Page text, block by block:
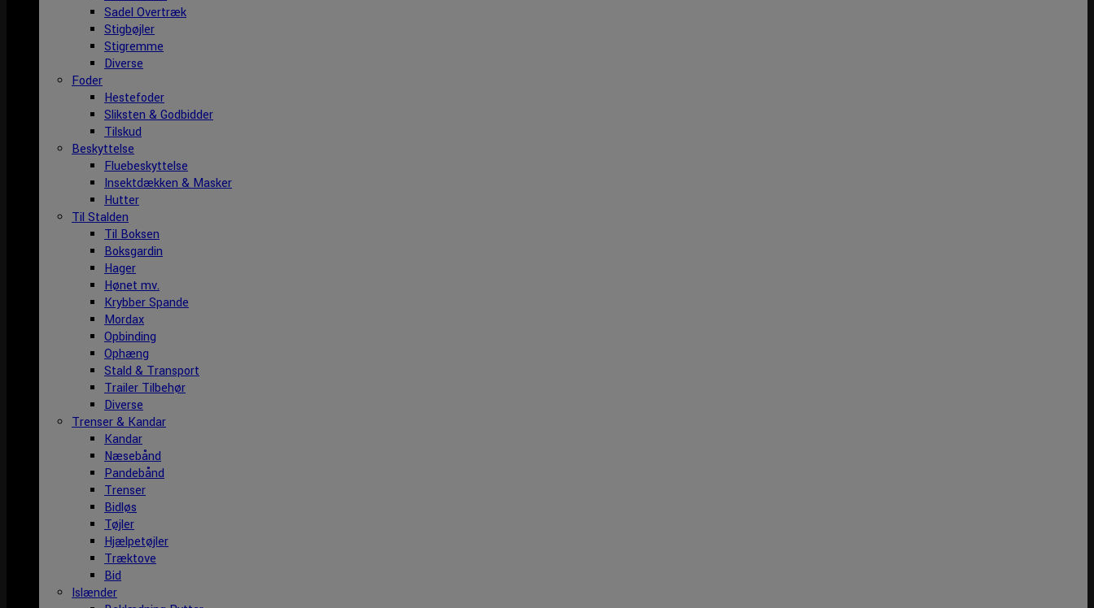
Sadel Overtræk
Stigbøjler
Stigremme
Diverse
Foder
Hestefoder
Sliksten & Godbidder
Tilskud
Beskyttelse
Fluebeskyttelse
Insektdækken & Masker
Hutter
Til Stalden
Til Boksen
Boksgardin
Hager
Hønet mv.
Krybber Spande
Mordax
Opbinding
Ophæng
Stald & Transport
Trailer Tilbehør
Diverse
Trenser & Kandar
Kandar
Næsebånd
Pandebånd
Trenser
Bidløs
Tøjler
Hjælpetøjler
Træktove
Bid
Islænder